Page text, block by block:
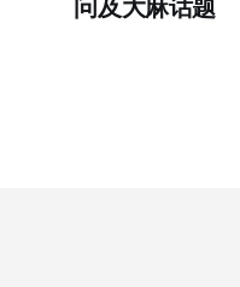
问及大麻话题